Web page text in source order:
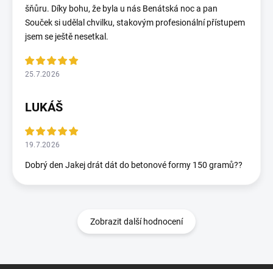
šňůru. Díky bohu, že byla u nás Benátská noc a pan
Souček si udělal chvilku, stakovým profesionální přístupem
jsem se ještě nesetkal.
25.7.2026
LUKÁŠ
19.7.2026
Dobrý den Jakej drát dát do betonové formy 150 gramů??
Zobrazit další hodnocení